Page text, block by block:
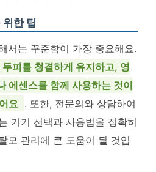
한 팁
서는 꾸준함이 가장 중요해요.
피를 청결하게 유지하고, 영
에센스를 함께 사용하는 것이
요 . 또한, 전문의와 상담하여
기기 선택과 사용법을 정확히
모 관리에 큰 도움이 될 것입